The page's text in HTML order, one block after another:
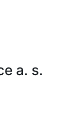
a. s.